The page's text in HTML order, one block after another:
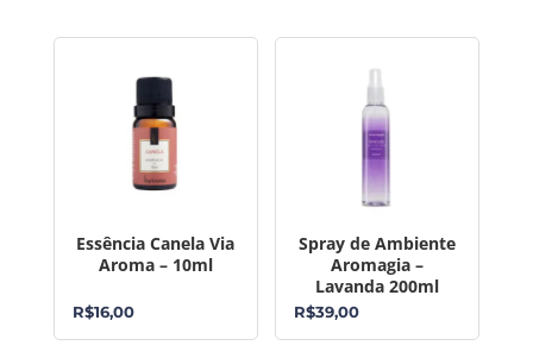
Essência Canela Via
Aroma – 10ml
R$16,00
Spray de Ambiente
Aromagia –
Lavanda 200ml
R$39,00